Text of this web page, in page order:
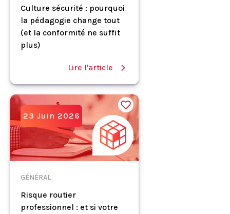
Culture sécurité : pourquoi
la pédagogie change tout
(et la conformité ne suffit
plus)
Lire l'article
23 Juin 2026
GÉNÉRAL
Risque routier
professionnel : et si votre